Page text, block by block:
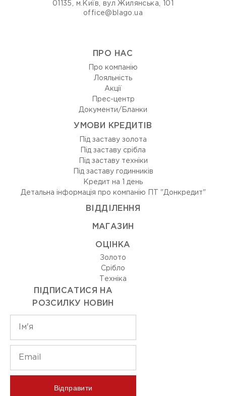
01135, м.Київ, вул Жилянська, 101
office@blago.ua
ПРО НАС
Про компанію
Лояльність
Акції
Прес-центр
Документи/Бланки
УМОВИ КРЕДИТІВ
Під заставу золота
Під заставу срібла
Під заставу техніки
Під заставу годинників
Кредит на 1 день
Детальна інформація про компанію ПТ "Донкредит"
ВIДДIЛЕННЯ
МАГАЗИН
ОЦIНКА
Золото
Срiбло
Технiка
ПІДПИСАТИСЯ НА
РОЗСИЛКУ НОВИН
Відправити